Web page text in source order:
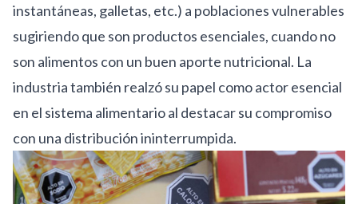
instantáneas, galletas, etc.) a poblaciones vulnerables
sugiriendo que son productos esenciales, cuando no
son alimentos con un buen aporte nutricional. La
industria también realzó su papel como actor esencial
en el sistema alimentario al destacar su compromiso
con una distribución ininterrumpida.